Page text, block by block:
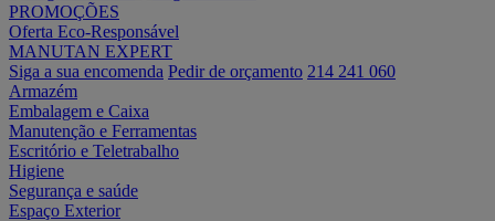
PROMOÇÕES
Oferta Eco-Responsável
MANUTAN EXPERT
Siga a sua encomenda Pedir de orçamento 214 241 060
Armazém
Embalagem e Caixa
Manutenção e Ferramentas
Escritório e Teletrabalho
Higiene
Segurança e saúde
Espaço Exterior